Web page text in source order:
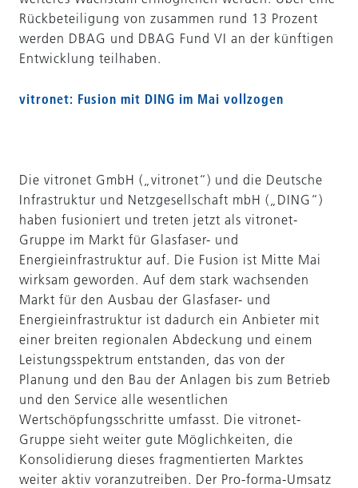
Rückbeteiligung von zusammen rund 13 Prozent
werden DBAG und DBAG Fund VI an der künftigen
Entwicklung teilhaben.
vitronet: Fusion mit DING im Mai vollzogen
Die vitronet GmbH („vitronet“) und die Deutsche
Infrastruktur und Netzgesellschaft mbH („DING“)
haben fusioniert und treten jetzt als vitronet-
Gruppe im Markt für Glasfaser- und
Energieinfrastruktur auf. Die Fusion ist Mitte Mai
wirksam geworden. Auf dem stark wachsenden
Markt für den Ausbau der Glasfaser- und
Energieinfrastruktur ist dadurch ein Anbieter mit
einer breiten regionalen Abdeckung und einem
Leistungsspektrum entstanden, das von der
Planung und den Bau der Anlagen bis zum Betrieb
und den Service alle wesentlichen
Wertschöpfungsschritte umfasst. Die vitronet-
Gruppe sieht weiter gute Möglichkeiten, die
Konsolidierung dieses fragmentierten Marktes
weiter aktiv voranzutreiben. Der Pro-forma-Umsatz